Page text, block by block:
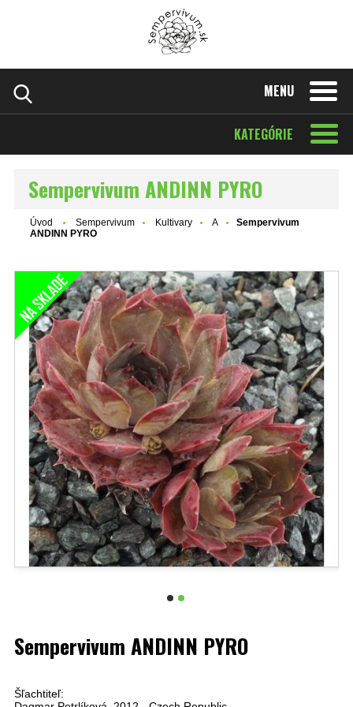
MENU
KATEGÓRIE
Sempervivum ANDINN PYRO
Úvod Sempervivum Kultivary A
Sempervivum
ANDINN PYRO
Sempervivum ANDINN PYRO
Šľachtiteľ: